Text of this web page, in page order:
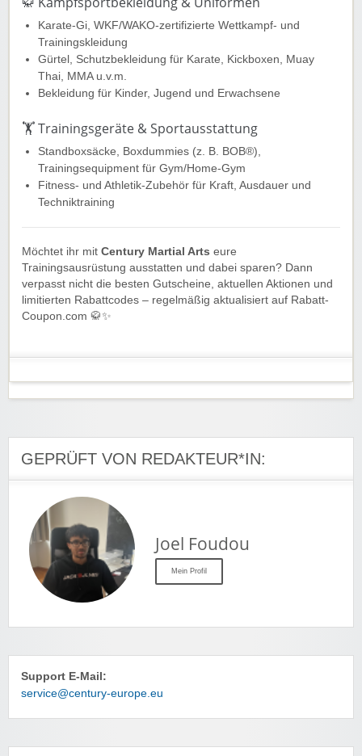
Karate-Gi, WKF/WAKO-zertifizierte Wettkampf- und
Trainingskleidung
Gürtel, Schutzbekleidung für Karate, Kickboxen, Muay
Thai, MMA u.v.m.
Bekleidung für Kinder, Jugend und Erwachsene
🏋️ Trainingsgeräte & Sportausstattung
Standboxsäcke, Boxdummies (z. B. BOB®),
Trainingsequipment für Gym/Home-Gym
Fitness- und Athletik-Zubehör für Kraft, Ausdauer und
Techniktraining
Möchtet ihr mit Century Martial Arts eure
Trainingsausrüstung ausstatten und dabei sparen? Dann
verpasst nicht die besten Gutscheine, aktuellen Aktionen und
limitierten Rabattcodes – regelmäßig aktualisiert auf Rabatt-
Coupon.com 🥋✨
GEPRÜFT VON REDAKTEUR*IN:
Joel Foudou
Mein Profil
Support E-Mail:
service@century-europe.eu